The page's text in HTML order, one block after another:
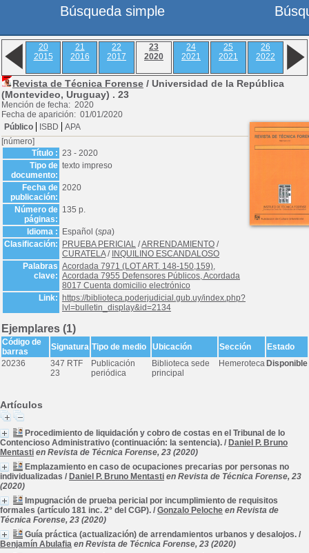
20
2015
21
2016
22
2017
23
2020
24
2021
25
2021
26
2022
Revista de Técnica Forense / Universidad de la República
(Montevideo, Uruguay) . 23
Mención de fecha: 2020
Fecha de aparición: 01/01/2020
Público
ISBD
APA
[número]
Título : 23 - 2020
Tipo de
documento:
texto impreso
Fecha de
publicación:
2020
Número de
páginas:
135 p.
Idioma : Español (spa)
Clasificación:
PRUEBA PERICIAL /ARRENDAMIENTO /
CURATELA/ INQUILINO ESCANDALOSO
Palabras
clave:
Acordada 7971 (LOT ART. 148-150,159),
Acordada 7955 Defensores Públicos, Acordada
8017 Cuenta domicilio electrónico
Link:
https://biblioteca.poderjudicial.gub.uy/index.php?
lvl=bulletin_display&id=2134
Ejemplares (1)
Código de
barras
Signatura Tipo de medio Ubicación Sección
Estado
20236
347 RTF
23
Publicación
periódica
Biblioteca sede
principal
Hemeroteca Disponible
Artículos
Procedimiento de liquidación y cobro de costas en el Tribunal de lo
Contencioso Administrativo (continuación: la sentencia). / Daniel P. Bruno
Mentasti en Revista de Técnica Forense, 23 (2020)
Emplazamiento en caso de ocupaciones precarias por personas no
individualizadas / Daniel P. Bruno Mentasti en Revista de Técnica Forense, 23
(2020)
Impugnación de prueba pericial por incumplimiento de requisitos
formales (artículo 181 inc. 2° del CGP). / Gonzalo Peloche en Revista de
Técnica Forense, 23 (2020)
Guía práctica (actualización) de arrendamientos urbanos y desalojos. /
Benjamín Abulafia en Revista de Técnica Forense, 23 (2020)
Búsqueda simple